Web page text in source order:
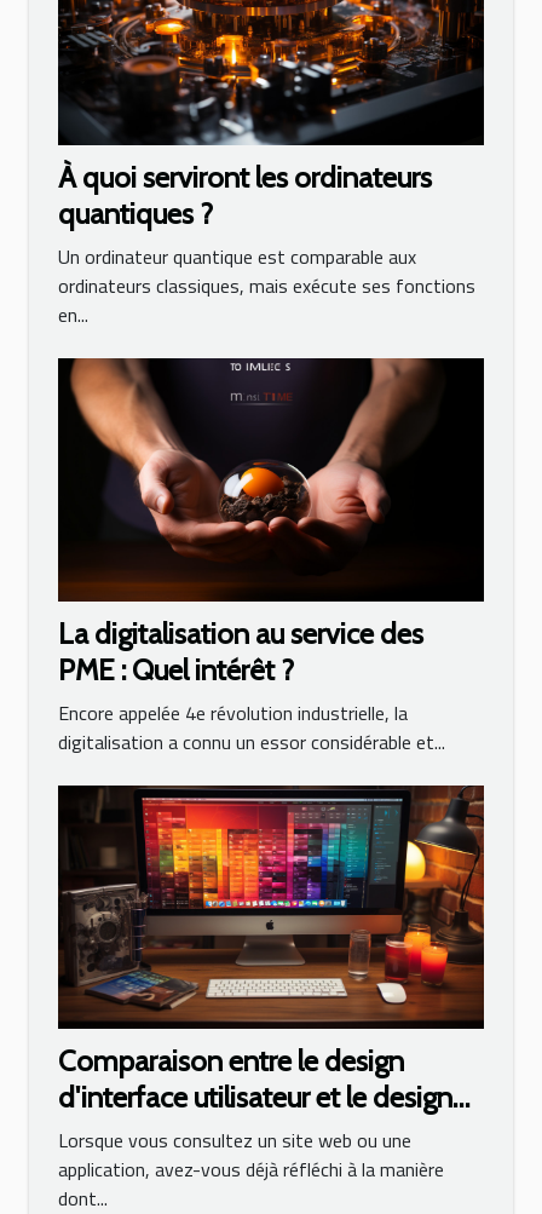
À quoi serviront les ordinateurs
quantiques ?
Un ordinateur quantique est comparable aux
ordinateurs classiques, mais exécute ses fonctions
en...
La digitalisation au service des
PME : Quel intérêt ?
Encore appelée 4e révolution industrielle, la
digitalisation a connu un essor considérable et...
Comparaison entre le design
d'interface utilisateur et le design
UX
Lorsque vous consultez un site web ou une
application, avez-vous déjà réfléchi à la manière
dont...